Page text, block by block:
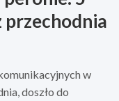
w
doszło do